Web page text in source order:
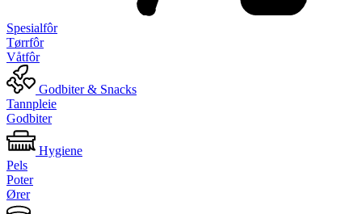
Spesialfôr
Tørrfôr
Våtfôr
Godbiter & Snacks
Tannpleie
Godbiter
Hygiene
Pels
Poter
Ører